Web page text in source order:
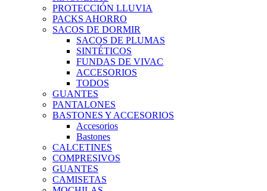
PROTECCIÓN LLUVIA
PACKS AHORRO
SACOS DE DORMIR
SACOS DE PLUMAS
SINTÉTICOS
FUNDAS DE VIVAC
ACCESORIOS
TODOS
GUANTES
PANTALONES
BASTONES Y ACCESORIOS
Accesorios
Bastones
CALCETINES
COMPRESIVOS
GUANTES
CAMISETAS